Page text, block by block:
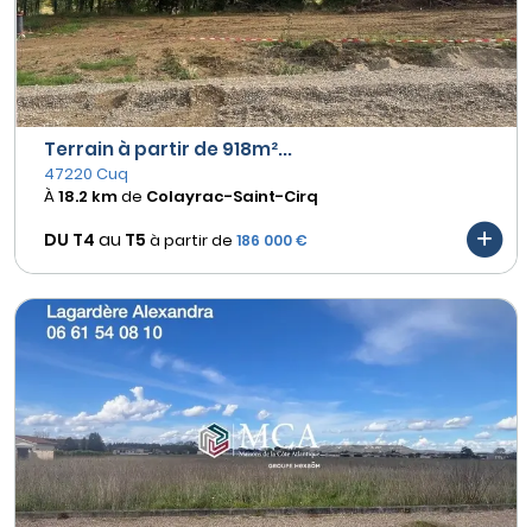
Terrain à partir de 918m²...
47220 Cuq
À18.2 kmde Colayrac-Saint-Cirq
DU T4 au T5 à partir de 186 000 €